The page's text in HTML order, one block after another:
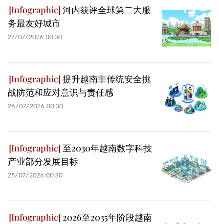
河内获评全球第二大服
务最友好城市
27/07/2026 00:30
提升越南非传统安全挑
战防范和应对意识与责任感
26/07/2026 00:30
至2030年越南数字科技
产业部分发展目标
25/07/2026 00:30
2026至2035年阶段越南